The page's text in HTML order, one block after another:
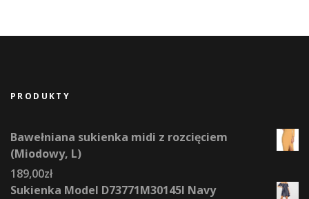
PRODUKTY
Bawełniana sukienka midi z rozcięciem
(Miodowy, L)
189,00zł
Sukienka Model D73771M30145I Navy